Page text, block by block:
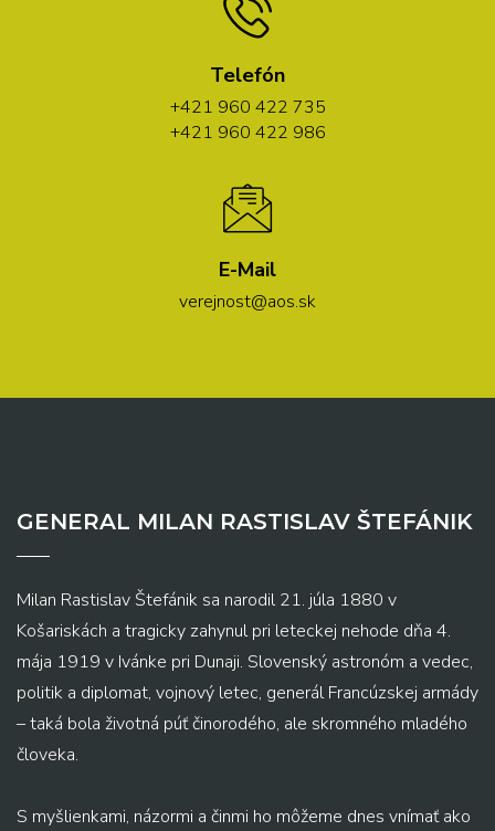
Telefón
+421 960 422 735
+421 960 422 986
E-Mail
verejnost@aos.sk
GENERAL MILAN RASTISLAV ŠTEFÁNIK
Milan Rastislav Štefánik sa narodil 21. júla 1880 v
Košariskách a tragicky zahynul pri leteckej nehode dňa 4.
mája 1919 v Ivánke pri Dunaji. Slovenský astronóm a vedec,
politik a diplomat, vojnový letec, generál Francúzskej armády
– taká bola životná púť činorodého, ale skromného mladého
človeka.
S myšlienkami, názormi a činmi ho môžeme dnes vnímať ako